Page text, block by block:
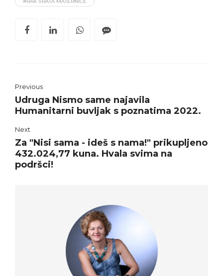
#RAK VRATA MATERNICE
Previous
Udruga Nismo same najavila
Humanitarni buvljak s poznatima 2022.
Next
Za "Nisi sama - ideš s nama!" prikupljeno
432.024,77 kuna. Hvala svima na
podršci!